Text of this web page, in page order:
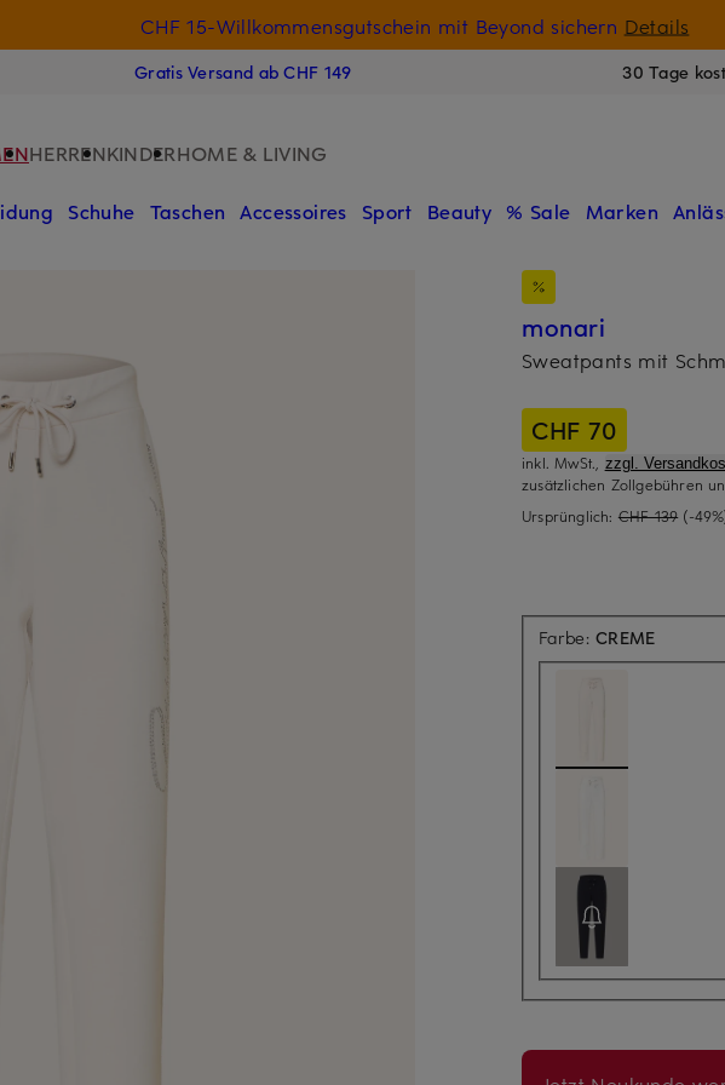
CHF 15-Willkommensgutschein mit Beyond sichern Details
Gratis Versand ab CHF 149 30 Tage
HERRENKINDERHOME & LIVING
Schuhe Taschen Accessoires Sport Beauty % Sale Marken
monari
Sweatpants mit
CHF 70
inkl. MwSt., zzgl.
zusätzlichen Zollgebühren
Ursprünglich: CHF 139 (-
Farbe:CREME